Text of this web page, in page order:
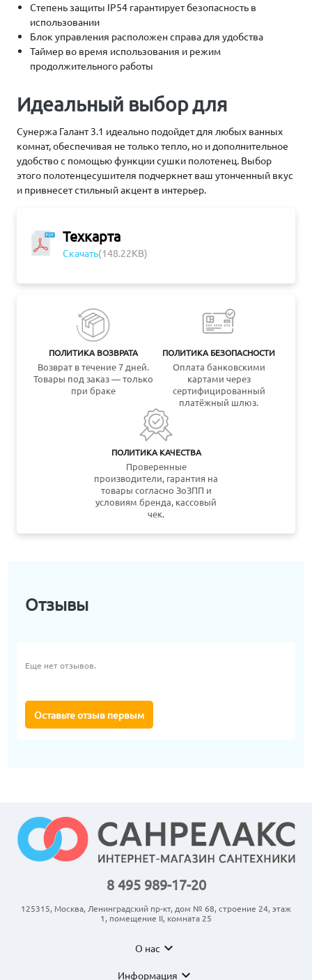
Техкарта
Скачать(148.22KB)
ПОЛИТИКА ВОЗВРАТА
Возврат в течение 7 дней.
Товары под заказ — только
при браке
ПОЛИТИКА БЕЗОПАСНОСТИ
Оплата банковскими
картами через
сертифицированный
платёжный шлюз.
ПОЛИТИКА КАЧЕСТВА
Проверенные
производители, гарантия на
товары согласно ЗоЗПП и
условиям бренда, кассовый
чек.
Степень защиты IP54 гарантирует безопасность в
использовании
Блок управления расположен справа для удобства
Таймер во время использования и режим
продолжительного работы
Идеальный выбор для
Сунержа Галант 3.1 идеально подойдет для любых ванных
комнат, обеспечивая не только тепло, но и дополнительное
удобство с помощью функции сушки полотенец. Выбор
этого полотенцесушителя подчеркнет ваш утонченный вкус
и привнесет стильный акцент в интерьер.
Отзывы
Еще нет отзывов.
Оставьте отзыв первым
8 495 989-17-20
125315, Москва, Ленинградский пр-кт, дом № 68, строение 24, этаж
1, помещение II, комната 25
О нас expand_more
Информация expand_more